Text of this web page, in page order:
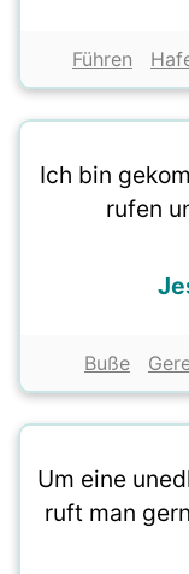
Führen
Ich bin
rufen
Buße
Um eine
ruft man